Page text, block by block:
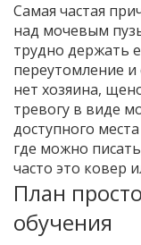
Самая частая
над мочевым
трудно держать
переутомление и
нет хозяина,
тревогу в виде
доступного
где можно
часто это ковер
План
обучения